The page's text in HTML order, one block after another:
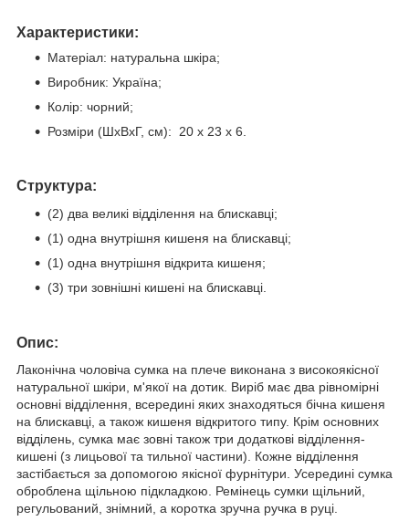
Характеристики:
Матеріал: натуральна шкіра;
Виробник: Україна;
Колір: чорний;
Розміри (ШхВхГ, см): 20 х 23 х 6.
Структура:
(2) два великі відділення на блискавці;
(1) одна внутрішня кишеня на блискавці;
(1) одна внутрішня відкрита кишеня;
(3) три зовнішні кишені на блискавці.
Опис:
Лаконічна чоловіча сумка на плече виконана з високоякісної
натуральної шкіри, м'якої на дотик. Виріб має два рівномірні
основні відділення, всередині яких знаходяться бічна кишеня
на блискавці, а також кишеня відкритого типу. Крім основних
відділень, сумка має зовні також три додаткові відділення-
кишені (з лицьової та тильної частини). Кожне відділення
застібається за допомогою якісної фурнітури. Усередині сумка
оброблена щільною підкладкою. Ремінець сумки щільний,
регульований, знімний, а коротка зручна ручка в руці.